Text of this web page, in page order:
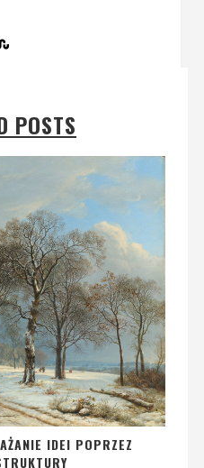
POSTS
IDEI POPRZEZ